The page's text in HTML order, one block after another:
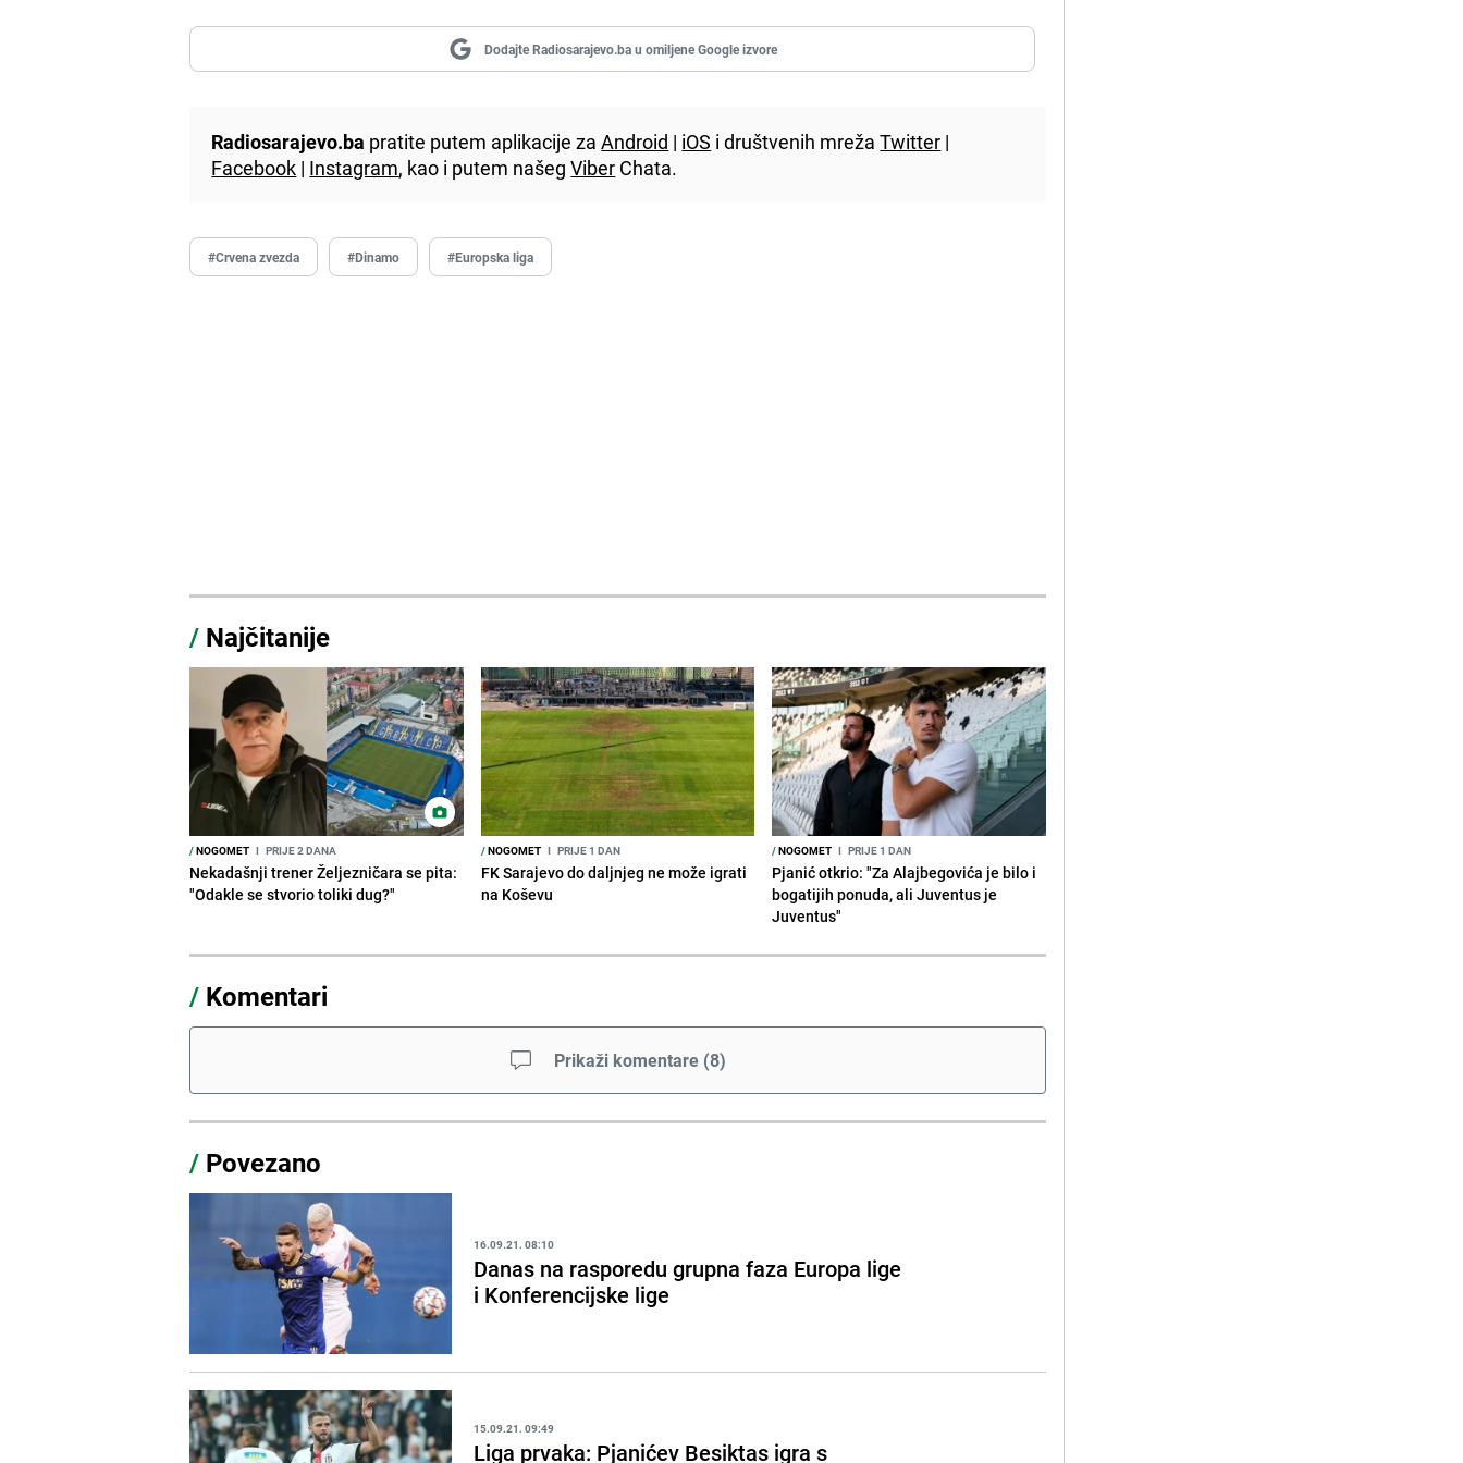
Dodajte Radiosarajevo.ba u omiljene Google izvore
Radiosarajevo.ba pratite putem aplikacije zaAndroid | iOS i društvenih mrežaTwitter |
Facebook | Instagram, kao i putem našegViber Chata.
#Crvena zvezda #Dinamo #Europska liga
/ Najčitanije
/NOGOMET I PRIJE 2 DANA
Nekadašnji trener Željezničara se pita:
"Odakle se stvorio toliki dug?"
/NOGOMET I PRIJE 1 DAN
FK Sarajevo do daljnjeg ne može igrati
na Koševu
/NOGOMET I PRIJE 1 DAN
Pjanić otkrio: "Za Alajbegovića je bilo i
bogatijih ponuda, ali Juventus je
Juventus"
/ Komentari
Prikaži komentare (8)
/ Povezano
16.09.21. 08:10
Danas na rasporedu grupna faza Europa lige
i Konferencijske lige
15.09.21. 09:49
Liga prvaka: Pjanićev Besiktas igra s